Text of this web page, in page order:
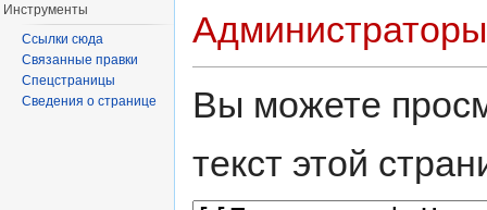
Администраторы
Вы можете
текст этой
Инструменты
Ссылки сюда
Связанные правки
Спецстраницы
Сведения о странице